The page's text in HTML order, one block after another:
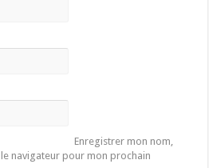
Enregistrer mon nom,
navigateur pour mon prochain